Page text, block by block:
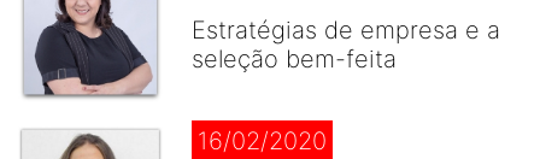
Estratégias de empresa e a
seleção bem-feita
16/02/2020